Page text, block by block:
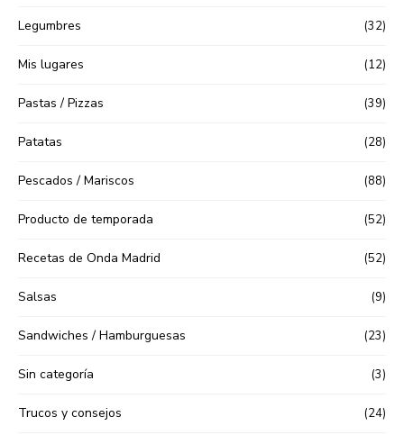
Legumbres (32)
Mis lugares (12)
Pastas / Pizzas (39)
Patatas (28)
Pescados / Mariscos (88)
Producto de temporada (52)
Recetas de Onda Madrid (52)
Salsas (9)
Sandwiches / Hamburguesas (23)
Sin categoría (3)
Trucos y consejos (24)